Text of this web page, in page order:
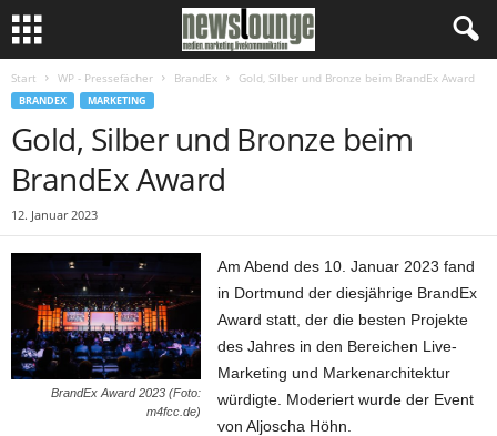
Start WP - Pressefächer BrandEx Gold, Silber und Bronze beim BrandEx Award
BRANDEX MARKETING
Gold, Silber und Bronze beim
BrandEx Award
12. Januar 2023
BrandEx Award 2023 (Foto:
m4fcc.de)
Am Abend des 10. Januar 2023 fand
in Dortmund der diesjährige BrandEx
Award statt, der die besten Projekte
des Jahres in den Bereichen Live-
Marketing und Markenarchitektur
würdigte. Moderiert wurde der Event
von Aljoscha Höhn.